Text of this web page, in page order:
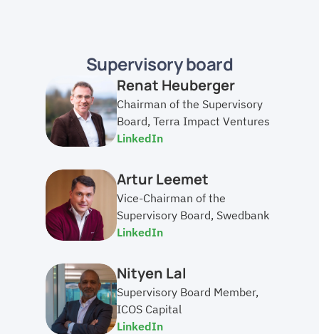
Supervisory board
Renat Heuberger
Chairman of the Supervisory
Board, Terra Impact Ventures
LinkedIn
Artur Leemet
Vice-Chairman of the
Supervisory Board, Swedbank
LinkedIn
Nityen Lal
Supervisory Board Member,
ICOS Capital
LinkedIn